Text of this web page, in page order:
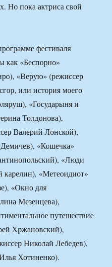
Но пока актриса свой
фестиваля
как «Беспорно»
«Верую» (режиссер
или история моего
«Государыня и
Толдонова),
Валерий Лонской),
«Кошечка»
«Люди
карелин), «Метеоидиот»
«Окно для
Мезенцева),
путешествие
Хржановский),
Николай Лебедев),
Хотиненко).